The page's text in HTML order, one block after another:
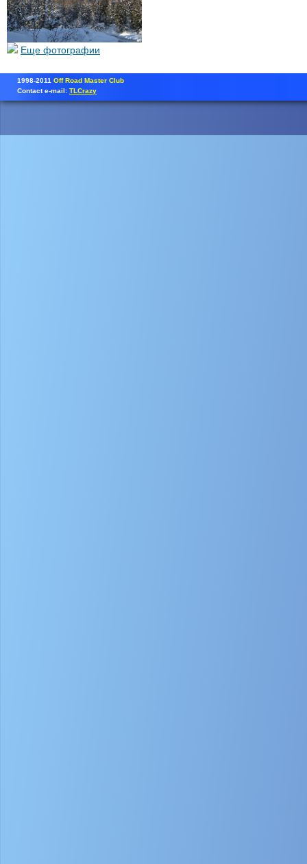
Еще фотографии
1998-2011 Off Road Master Club
Contact e-mail: TLCrazy